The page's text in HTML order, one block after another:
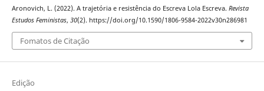
Aronovich, L. (2022). A trajetória e resistência do Escreva Lola Escreva. Revista
Estudos Feministas, 30(2). https://doi.org/10.1590/1806-9584-2022v30n286981
Fomatos de Citação
Edição